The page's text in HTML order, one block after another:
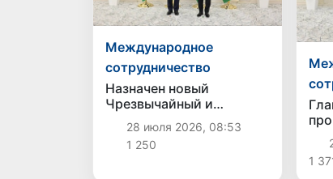
Международное
сотрудничество
Назначен новый
Чрезвычайный и
Полномочный Посол
Азербайджана в
Узбекистане
28 июля 2026, 08:53
1 250
1